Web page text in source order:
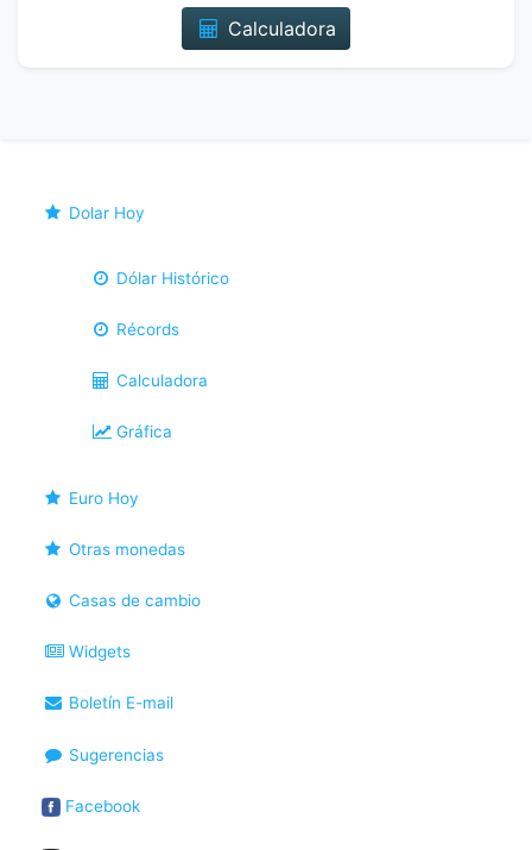
Calculadora
Dolar Hoy
Dólar Histórico
Récords
Calculadora
Gráfica
Euro Hoy
Otras monedas
Casas de cambio
Widgets
Boletín E-mail
Sugerencias
Facebook